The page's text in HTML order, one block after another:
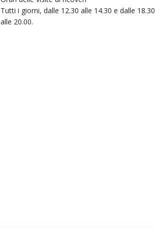
Tutti i giorni, dalle 12.30 alle 14.30 e dalle 18.30
alle 20.00.